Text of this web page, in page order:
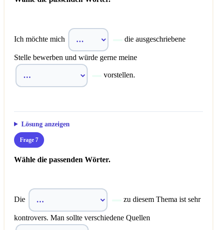
Ich möchte mich die ausgeschriebene
Stelle bewerben und würde gerne meine
vorstellen.
Lösung anzeigen
Frage 7
Wähle die passenden Wörter.
Die zu diesem Thema ist sehr
kontrovers. Man sollte verschiedene Quellen